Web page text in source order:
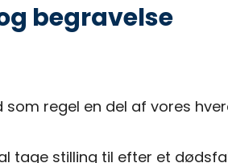
begravelse
regel en del af vores
tage stilling til efter et